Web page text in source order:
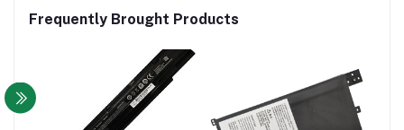
Frequently Brought Products